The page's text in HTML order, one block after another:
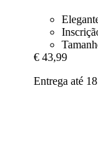
€ 43,99
Entrega até